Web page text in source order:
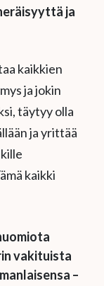
ja
kaikkien
ja jokin
täytyy olla
ja yrittää
kaikki
vakituista
–